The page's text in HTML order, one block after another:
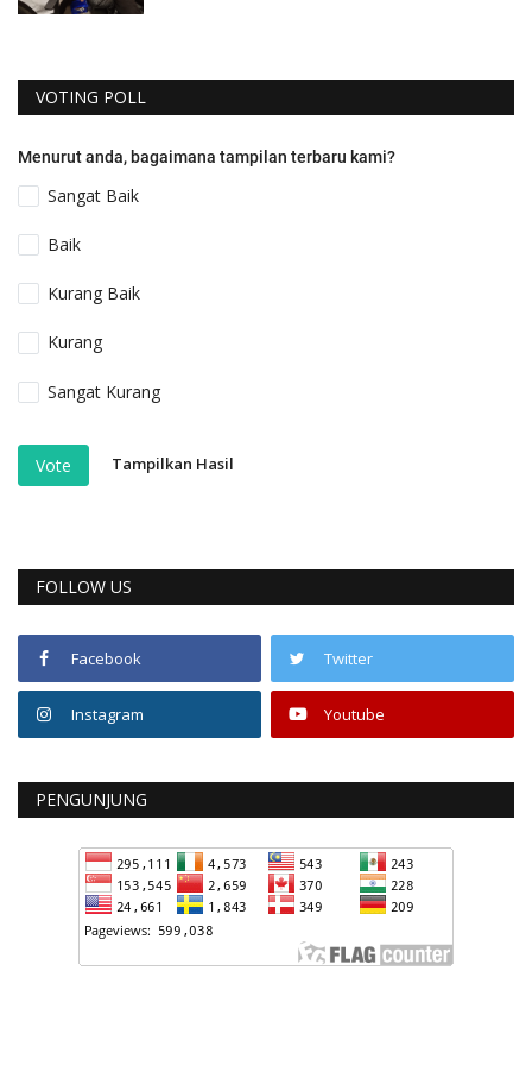
VOTING POLL
Menurut anda, bagaimana tampilan terbaru kami?
Sangat Baik
Baik
Kurang Baik
Kurang
Sangat Kurang
Vote Tampilkan Hasil
FOLLOW US
Facebook Twitter
Instagram Youtube
PENGUNJUNG